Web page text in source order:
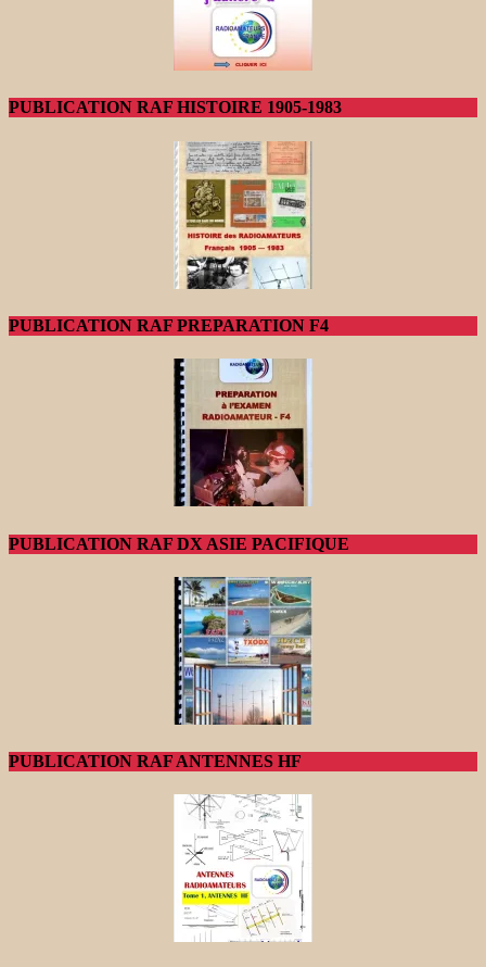
PUBLICATION RAF HISTOIRE 1905-1983
PUBLICATION RAF PREPARATION F4
PUBLICATION RAF DX ASIE PACIFIQUE
PUBLICATION RAF ANTENNES HF